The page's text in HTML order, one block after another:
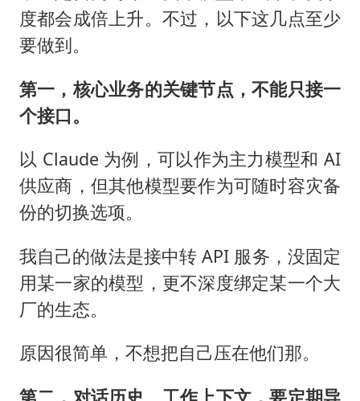
度都会成倍上升。不过，以下这几点至少
要做到。
第一，核心业务的关键节点，不能只接一
个接口。
以 Claude 为例，可以作为主力模型和 AI
供应商，但其他模型要作为可随时容灾备
份的切换选项。
我自己的做法是接中转 API 服务，没固定
用某一家的模型，更不深度绑定某一个大
厂的生态。
原因很简单，不想把自己压在他们那。
第二，对话历史、工作上下文，要定期导